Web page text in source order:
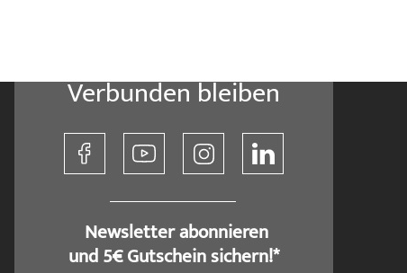
Verbunden bleiben
​ Newsletter abonnieren
und 5€ Gutschein sichern!*